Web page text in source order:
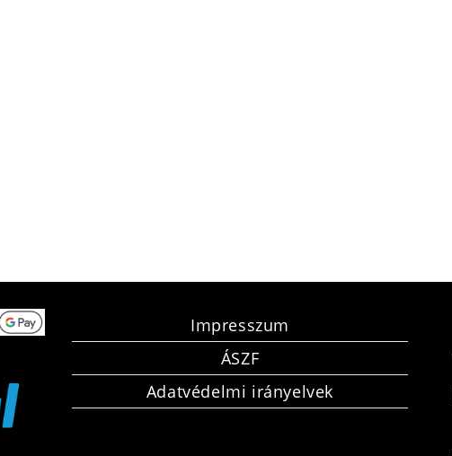
Impresszum
ÁSZF
Adatvédelmi irányelvek